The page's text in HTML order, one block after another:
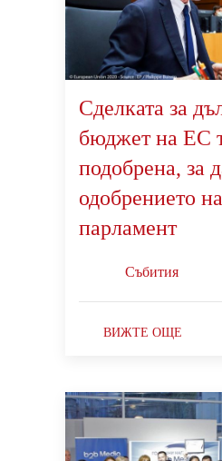
Сделката за
бюджет на ЕС
подобрена, за
одобрението
парламент
Събития
ВИЖТЕ ОЩЕ